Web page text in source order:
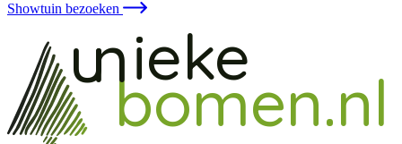
Showtuin bezoeken
bomen.nl
unieke